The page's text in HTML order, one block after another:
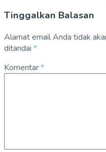
Tinggalkan Balasan
Alamat email Anda tidak
ditandai *
Komentar*